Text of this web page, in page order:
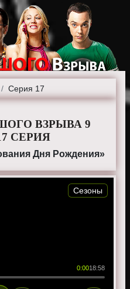
Серия 17
ВЗРЫВА 9
СЕРИЯ
Дня Рождения»
0:0018:58
Сезоны